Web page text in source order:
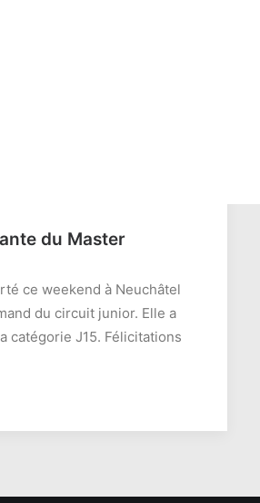
du Master
ce weekend à Neuchâtel
du circuit junior. Elle a
catégorie J15. Félicitations